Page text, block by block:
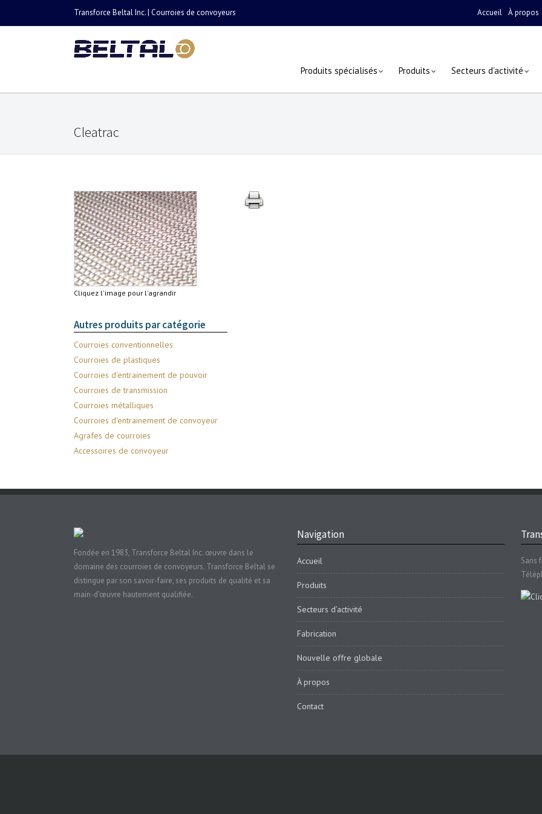
Transforce Beltal Inc. | Courroies de convoyeurs Accueil À propos
Produits spécialisés Produits Secteurs d’activité
Cleatrac
Cliquez l'image pour l'agrandir
Autres produits par catégorie
Courroies conventionnelles
Courroies de plastiques
Courroies d'entrainement de pouvoir
Courroies de transmission
Courroies métalliques
Courroies d'entrainement de convoyeur
Agrafes de courroies
Accessoires de convoyeur
Fondée en 1983, Transforce Beltal Inc. œuvre dans le
domaine des courroies de convoyeurs. Transforce Beltal se
distingue par son savoir-faire, ses produits de qualité et sa
main-d’œuvre hautement qualifiée.
Navigation
Accueil
Produits
Secteurs d’activité
Fabrication
Nouvelle offre globale
À propos
Contact
Sans